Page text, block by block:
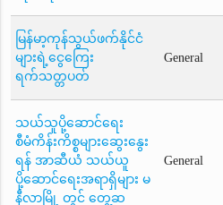
မြန်မာ့ကုန်သွယ်ဖက်နိုင်ငံ
များရဲ့ငွေကြေး
ရက်သတ္တပတ်
General
သယ်သူပို့ဆောင်ရေး
စီမံကိန်းကိစ္စများဆွေးနွေး
ရန် အာဆီယံ သယ်ယူ
ပို့ဆောင်ရေးအရာရှိများ မ
နီလာမြို့ တွင် တွေ့ဆ
General